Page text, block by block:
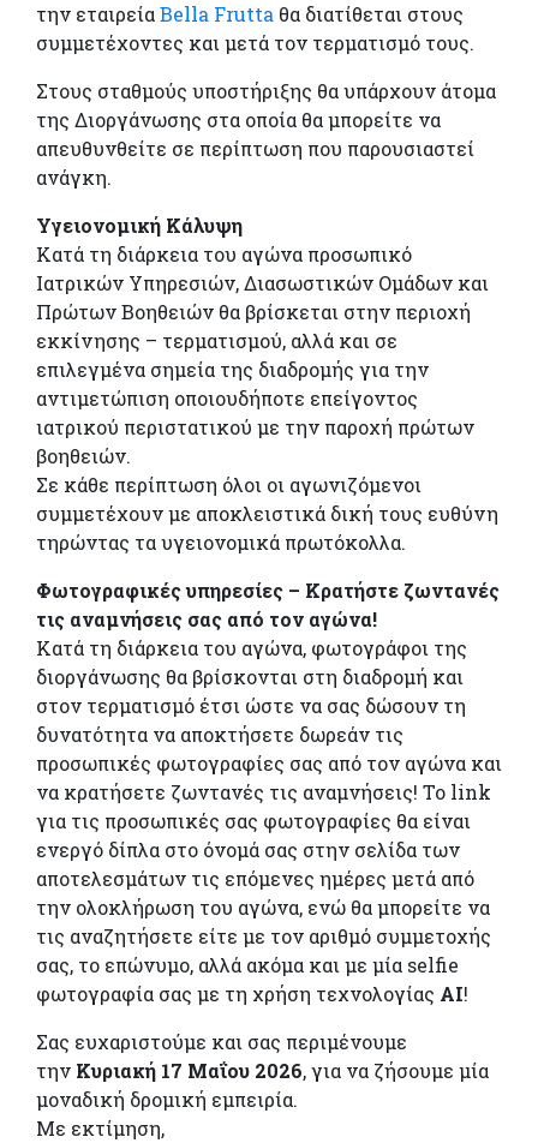
την εταιρείαBella Frutta θα διατίθεται στους
συμμετέχοντες και μετά τον τερματισμό τους.
Στους σταθμούς υποστήριξης θα υπάρχουν άτομα
της Διοργάνωσης στα οποία θα μπορείτε να
απευθυνθείτε σε περίπτωση που παρουσιαστεί
ανάγκη.
Υγειονομική Κάλυψη
Κατά τη διάρκεια του αγώνα προσωπικό
Ιατρικών Υπηρεσιών, Διασωστικών Ομάδων και
Πρώτων Βοηθειών θα βρίσκεται στην περιοχή
εκκίνησης – τερματισμού, αλλά και σε
επιλεγμένα σημεία της διαδρομής για την
αντιμετώπιση οποιουδήποτε επείγοντος
ιατρικού περιστατικού με την παροχή πρώτων
βοηθειών.
Σε κάθε περίπτωση όλοι οι αγωνιζόμενοι
συμμετέχουν με αποκλειστικά δική τους ευθύνη
τηρώντας τα υγειονομικά πρωτόκολλα.
Φωτογραφικές υπηρεσίες – Κρατήστε ζωντανές
τις αναμνήσεις σας από τον αγώνα!
Κατά τη διάρκεια του αγώνα, φωτογράφοι της
διοργάνωσης θα βρίσκονται στη διαδρομή και
στον τερματισμό έτσι ώστε να σας δώσουν τη
δυνατότητα να αποκτήσετε δωρεάν τις
προσωπικές φωτογραφίες σας από τον αγώνα και
να κρατήσετε ζωντανές τις αναμνήσεις! Το link
για τις προσωπικές σας φωτογραφίες θα είναι
ενεργό δίπλα στο όνομά σας στην σελίδα των
αποτελεσμάτων τις επόμενες ημέρες μετά από
την ολοκλήρωση του αγώνα, ενώ θα μπορείτε να
τις αναζητήσετε είτε με τον αριθμό συμμετοχής
σας, το επώνυμο, αλλά ακόμα και με μία selfie
φωτογραφία σας με τη χρήση τεχνολογίας ΑΙ!
Σας ευχαριστούμε και σας περιμένουμε
την Κυριακή 17 Μαΐου 2026, για να ζήσουμε μία
μοναδική δρομική εμπειρία.
Με εκτίμηση,